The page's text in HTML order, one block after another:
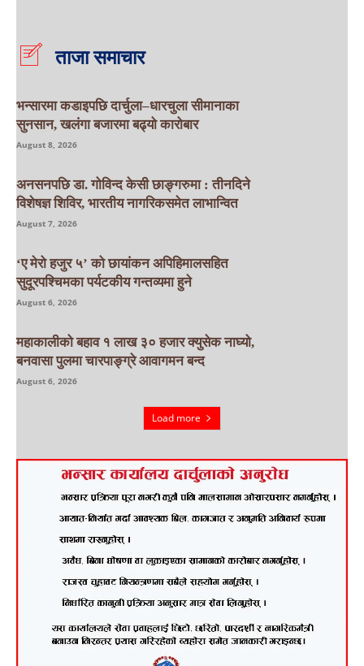
ताजा समाचार
भन्सारमा कडाइपछि दार्चुला–धारचुला सीमानाका
सुनसान, खलंगा बजारमा बढ्यो कारोबार
August 8, 2026
अनसनपछि डा. गोविन्द केसी छाङ्गरुमा : तीनदिने
विशेषज्ञ शिविर, भारतीय नागरिकसमेत लाभान्वित
August 7, 2026
‘ए मेरो हजुर ५’ को छायांकन अपिहिमालसहित
सुदूरपश्चिमका पर्यटकीय गन्तव्यमा हुने
August 6, 2026
महाकालीको बहाव १ लाख ३० हजार क्युसेक नाघ्यो,
बनवासा पुलमा चारपाङ्ग्रे आवागमन बन्द
August 6, 2026
Load more